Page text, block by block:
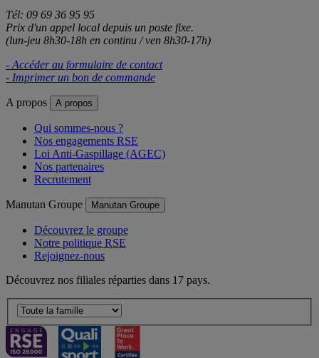
Tél: 09 69 36 95 95
Prix d'un appel local depuis un poste fixe.
(lun-jeu 8h30-18h en continu / ven 8h30-17h)
- Accéder au formulaire de contact
- Imprimer un bon de commande
A propos A propos
Qui sommes-nous ?
Nos engagements RSE
Loi Anti-Gaspillage (AGEC)
Nos partenaires
Recrutement
Manutan Groupe Manutan Groupe
Découvrez le groupe
Notre politique RSE
Rejoignez-nous
Découvrez nos filiales réparties dans 17 pays.